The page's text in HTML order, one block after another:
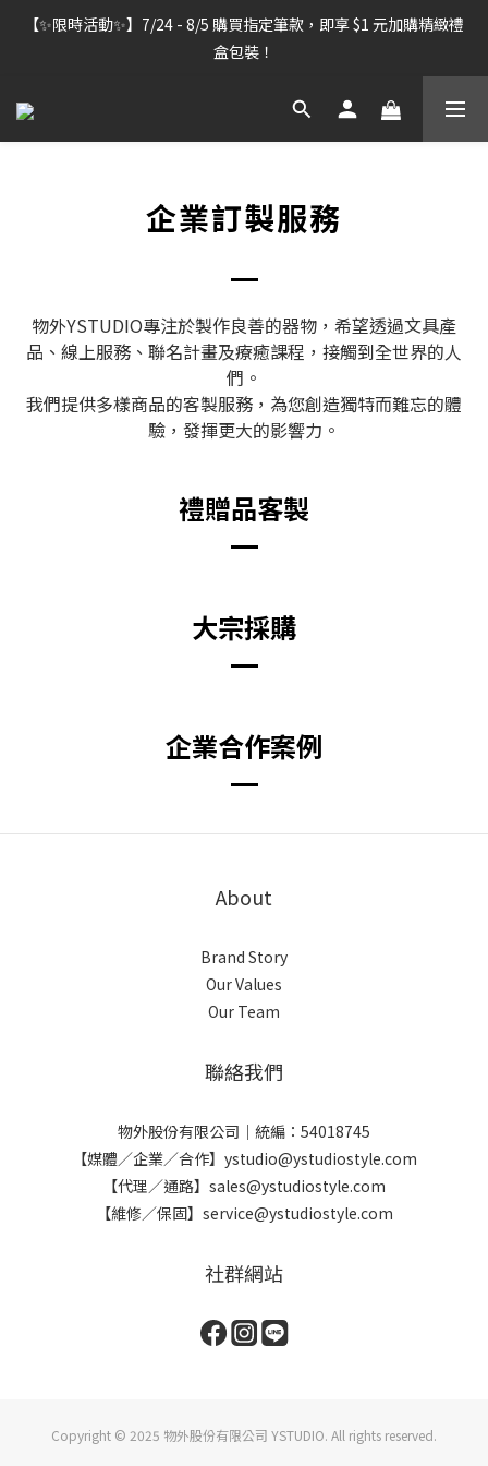
【雷雕訂單出貨暫停】7/30–8/7 進行機器維護，期間「含雷雕之
訂單」將暫停出貨，敬請見諒。
【✨限時活動✨】7/24 - 8/5 購買指定筆款，即享 $1 元加購精緻禮
盒包裝！
【雷雕訂單出貨暫停】7/30–8/7 進行機器維護，期間「含雷雕之
企業訂製服務
物外YSTUDIO專注於製作良善的器物，希望透過文具產
品、線上服務、聯名計畫及療癒課程，接觸到全世界的人
們。
我們提供多樣商品的客製服務，為您創造獨特而難忘的體
驗，發揮更大的影響力。
禮贈品客製
大宗採購
企業合作案例
About
Brand Story
Our Values
Our Team
聯絡我們
物外股份有限公司｜統編：54018745
【媒體／企業／合作】ystudio@ystudiostyle.com
【代理／通路】sales@ystudiostyle.com
【維修／保固】service@ystudiostyle.com
社群網站
Copyright © 2025 物外股份有限公司 YSTUDIO. All rights reserved.